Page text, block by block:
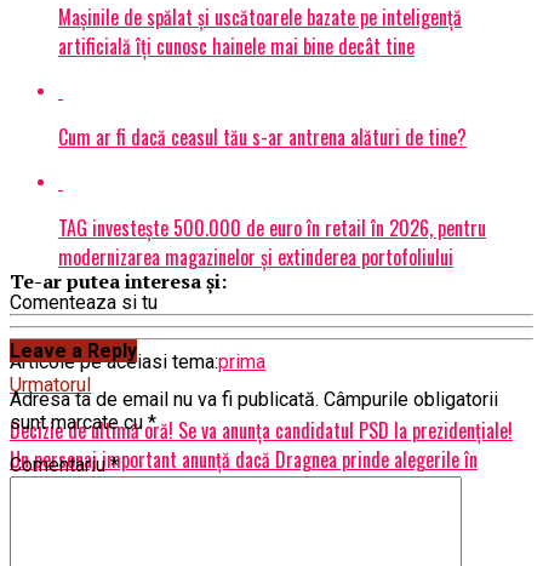
Te-ar putea interesa și:
Articole pe aceiasi tema:prima
Urmatorul
Decizie de ultimă oră! Se va anunța candidatul PSD la prezidențiale!
Un personaj important anunță dacă Dragnea prinde alegerile în
Mașinile de spălat și uscătoarele bazate pe inteligență
artificială îți cunosc hainele mai bine decât tine
Cum ar fi dacă ceasul tău s-ar antrena alături de tine?
TAG investește 500.000 de euro în retail în 2026, pentru
modernizarea magazinelor și extinderea portofoliului
Comenteaza si tu
Leave a Reply
Adresa ta de email nu va fi publicată. Câmpurile obligatorii
sunt marcate cu*
Comentariu*